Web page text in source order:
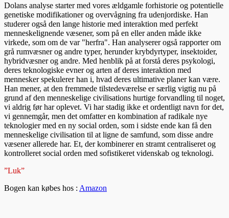
Dolans analyse starter med vores ældgamle forhistorie og potentielle
genetiske modifikationer og overvågning fra udenjordiske. Han
studerer også den lange historie med interaktion med perfekt
menneskelignende væsener, som på en eller anden måde ikke
virkede, som om de var "herfra". Han analyserer også rapporter om
grå rumvæsner og andre typer, herunder krybdyrtyper, insektoider,
hybridvæsner og andre. Med henblik på at forstå deres psykologi,
deres teknologiske evner og arten af deres interaktion med
mennesker spekulerer han i, hvad deres ultimative planer kan være.
Han mener, at den fremmede tilstedeværelse er særlig vigtig nu på
grund af den menneskelige civilisations hurtige forvandling til noget,
vi aldrig før har oplevet. Vi har stadig ikke et ordentligt navn for det,
vi gennemgår, men det omfatter en kombination af radikale nye
teknologier med en ny social orden, som i sidste ende kan få den
menneskelige civilisation til at ligne de samfund, som disse andre
væsener allerede har. Et, der kombinerer en stramt centraliseret og
kontrolleret social orden med sofistikeret videnskab og teknologi.
”Luk”
Bogen kan købes hos : Amazon